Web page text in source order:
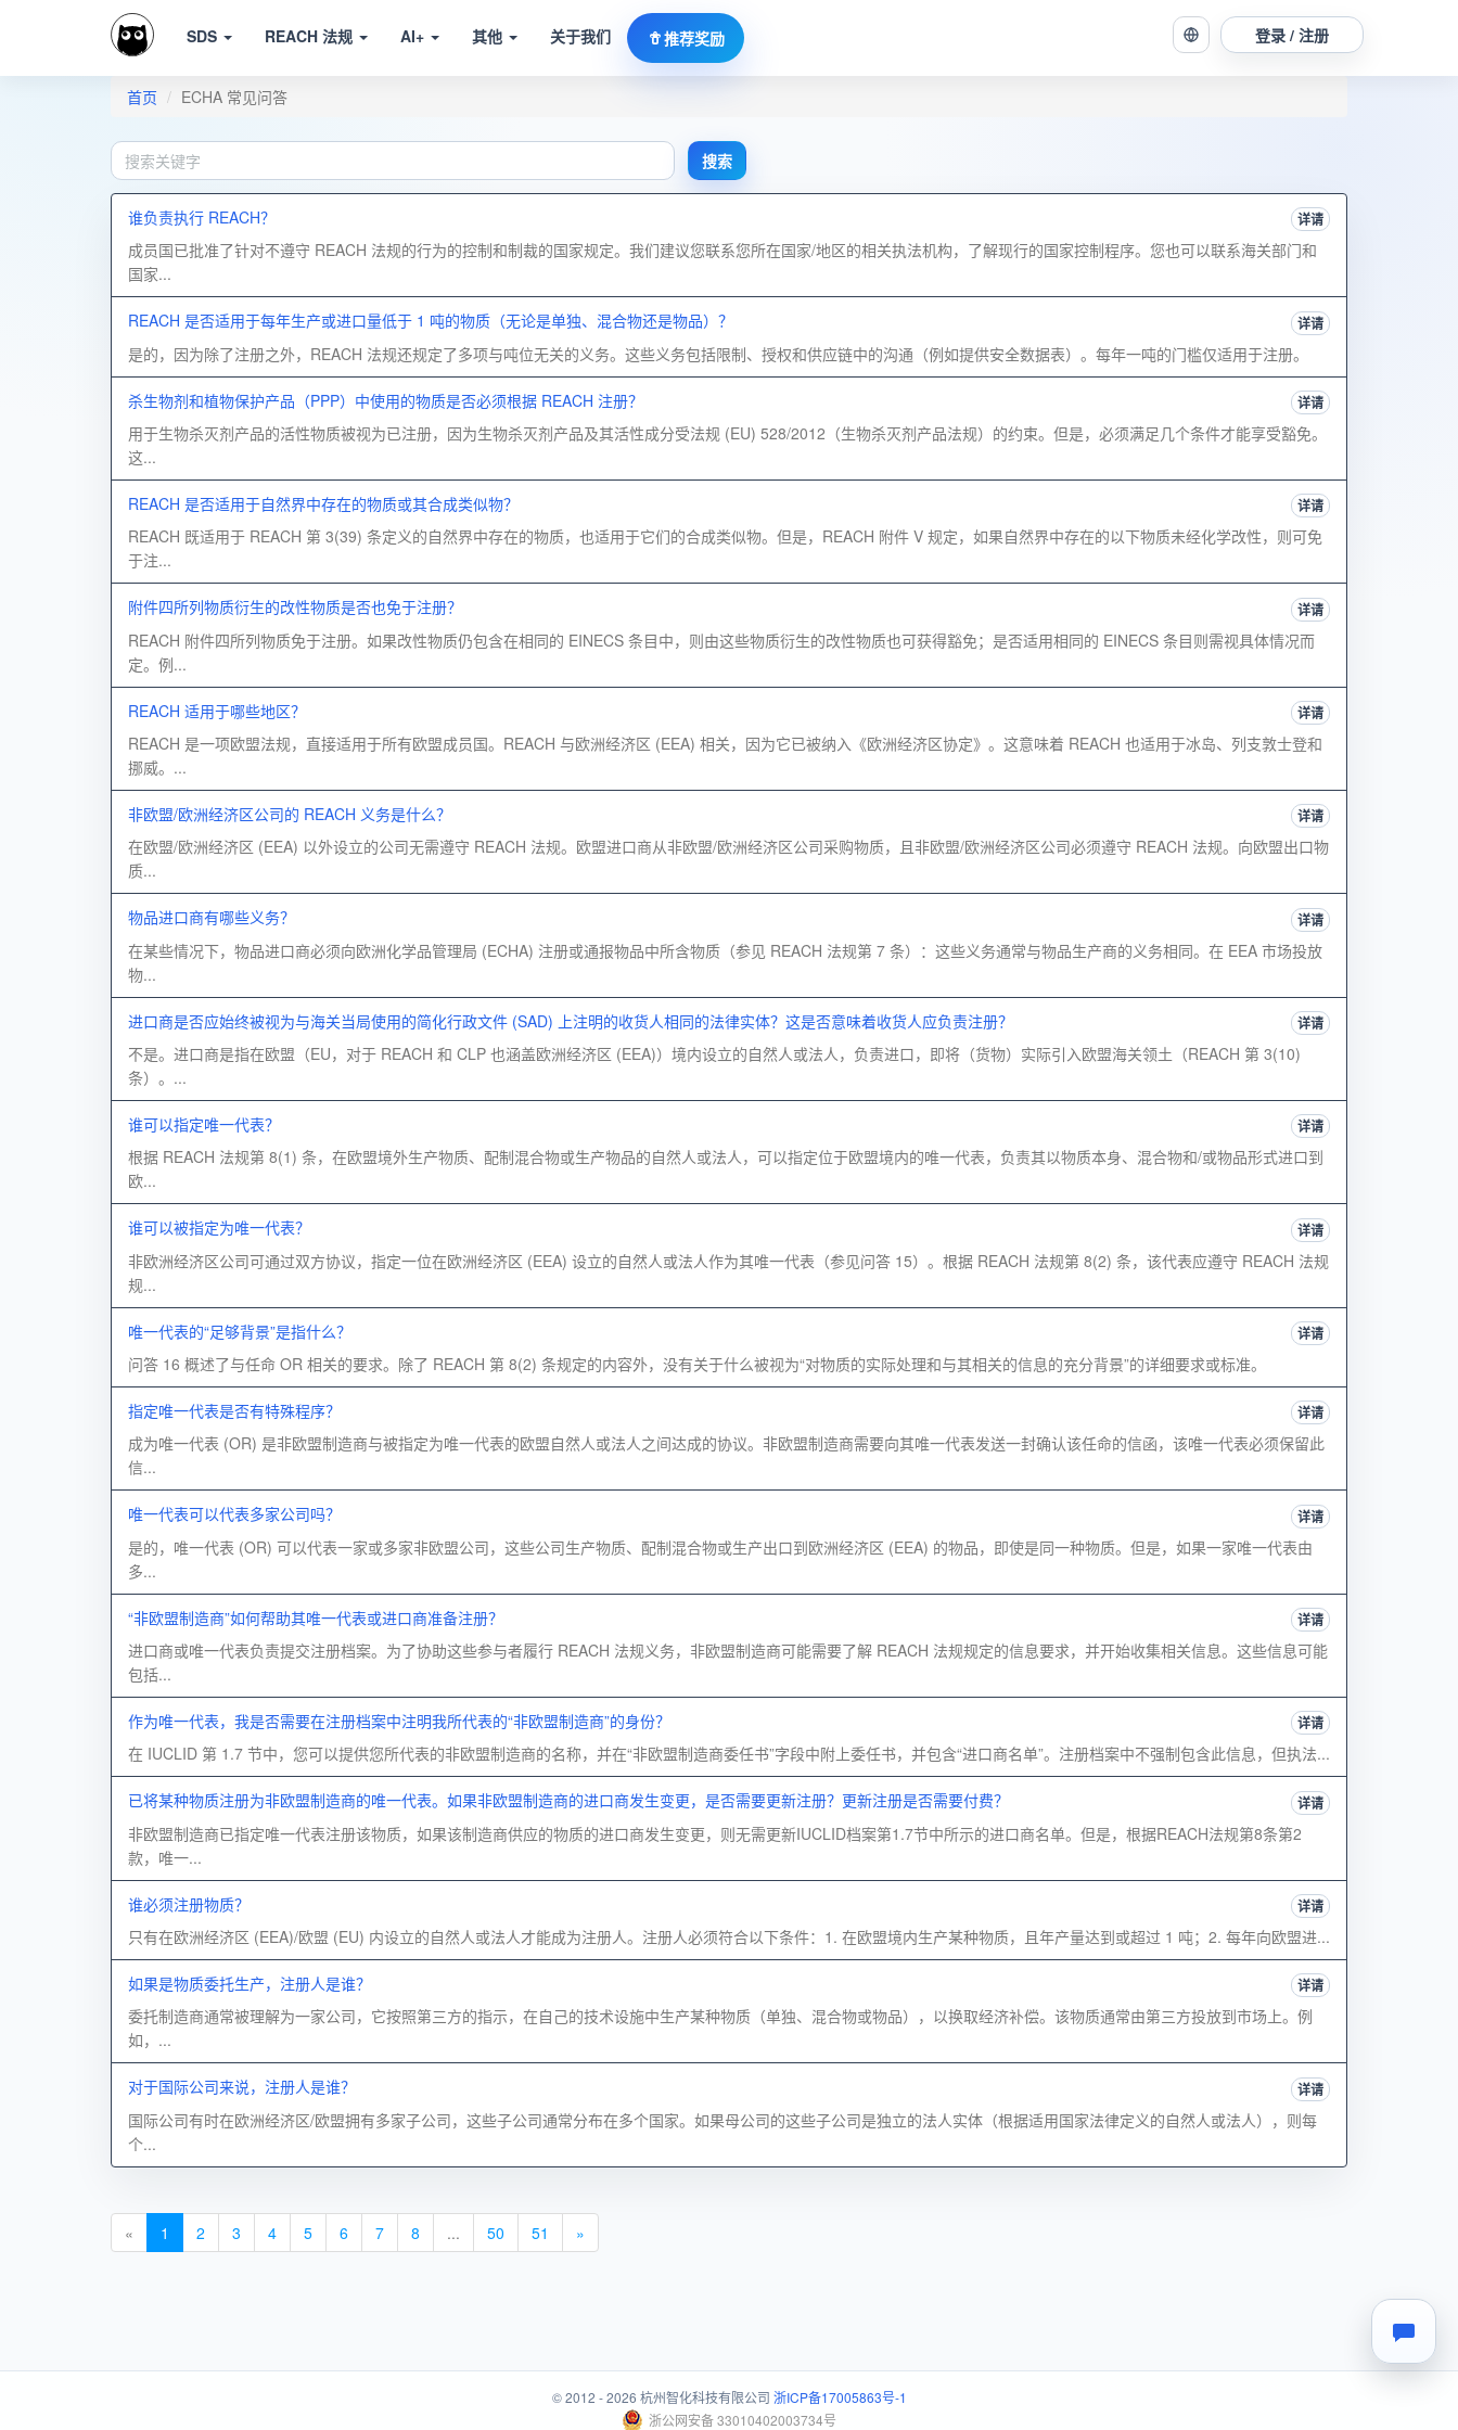
SDS REACH 法规 AI+ 其他 关于我们 推荐奖励 登录 / 注册
首页 ECHA 常见问答
搜索
谁负责执行 REACH？ 详请
成员国已批准了针对不遵守 REACH 法规的行为的控制和制裁的国家规定。我们建议您联系您所在国家/地区的相关执法机构，了解现行的国家控制程序。您也可以联系海关部门和
国家...
REACH 是否适用于每年生产或进口量低于 1 吨的物质（无论是单独、混合物还是物品）？ 详请
是的，因为除了注册之外，REACH 法规还规定了多项与吨位无关的义务。这些义务包括限制、授权和供应链中的沟通（例如提供安全数据表）。每年一吨的门槛仅适用于注册。
杀生物剂和植物保护产品（PPP）中使用的物质是否必须根据 REACH 注册？ 详请
用于生物杀灭剂产品的活性物质被视为已注册，因为生物杀灭剂产品及其活性成分受法规 (EU) 528/2012（生物杀灭剂产品法规）的约束。但是，必须满足几个条件才能享受豁免。
这...
REACH 是否适用于自然界中存在的物质或其合成类似物？ 详请
REACH 既适用于 REACH 第 3(39) 条定义的自然界中存在的物质，也适用于它们的合成类似物。但是，REACH 附件 V 规定，如果自然界中存在的以下物质未经化学改性，则可免
于注...
附件四所列物质衍生的改性物质是否也免于注册？ 详请
REACH 附件四所列物质免于注册。如果改性物质仍包含在相同的 EINECS 条目中，则由这些物质衍生的改性物质也可获得豁免；是否适用相同的 EINECS 条目则需视具体情况而
定。例...
REACH 适用于哪些地区？ 详请
REACH 是一项欧盟法规，直接适用于所有欧盟成员国。REACH 与欧洲经济区 (EEA) 相关，因为它已被纳入《欧洲经济区协定》。这意味着 REACH 也适用于冰岛、列支敦士登和
挪威。...
非欧盟/欧洲经济区公司的 REACH 义务是什么？ 详请
在欧盟/欧洲经济区 (EEA) 以外设立的公司无需遵守 REACH 法规。欧盟进口商从非欧盟/欧洲经济区公司采购物质，且非欧盟/欧洲经济区公司必须遵守 REACH 法规。向欧盟出口物
质...
物品进口商有哪些义务？ 详请
在某些情况下，物品进口商必须向欧洲化学品管理局 (ECHA) 注册或通报物品中所含物质（参见 REACH 法规第 7 条）：这些义务通常与物品生产商的义务相同。在 EEA 市场投放
物...
进口商是否应始终被视为与海关当局使用的简化行政文件 (SAD) 上注明的收货人相同的法律实体？这是否意味着收货人应负责注册？ 详请
不是。进口商是指在欧盟（EU，对于 REACH 和 CLP 也涵盖欧洲经济区 (EEA)）境内设立的自然人或法人，负责进口，即将（货物）实际引入欧盟海关领土（REACH 第 3(10)
条）。...
谁可以指定唯一代表？ 详请
根据 REACH 法规第 8(1) 条，在欧盟境外生产物质、配制混合物或生产物品的自然人或法人，可以指定位于欧盟境内的唯一代表，负责其以物质本身、混合物和/或物品形式进口到
欧...
谁可以被指定为唯一代表？ 详请
非欧洲经济区公司可通过双方协议，指定一位在欧洲经济区 (EEA) 设立的自然人或法人作为其唯一代表（参见问答 15）。根据 REACH 法规第 8(2) 条，该代表应遵守 REACH 法规
规...
唯一代表的“足够背景”是指什么？ 详请
问答 16 概述了与任命 OR 相关的要求。除了 REACH 第 8(2) 条规定的内容外，没有关于什么被视为“对物质的实际处理和与其相关的信息的充分背景”的详细要求或标准。
指定唯一代表是否有特殊程序？ 详请
成为唯一代表 (OR) 是非欧盟制造商与被指定为唯一代表的欧盟自然人或法人之间达成的协议。非欧盟制造商需要向其唯一代表发送一封确认该任命的信函，该唯一代表必须保留此
信...
唯一代表可以代表多家公司吗？ 详请
是的，唯一代表 (OR) 可以代表一家或多家非欧盟公司，这些公司生产物质、配制混合物或生产出口到欧洲经济区 (EEA) 的物品，即使是同一种物质。但是，如果一家唯一代表由
多...
“非欧盟制造商”如何帮助其唯一代表或进口商准备注册？ 详请
进口商或唯一代表负责提交注册档案。为了协助这些参与者履行 REACH 法规义务，非欧盟制造商可能需要了解 REACH 法规规定的信息要求，并开始收集相关信息。这些信息可能
包括...
作为唯一代表，我是否需要在注册档案中注明我所代表的“非欧盟制造商”的身份？ 详请
在 IUCLID 第 1.7 节中，您可以提供您所代表的非欧盟制造商的名称，并在“非欧盟制造商委任书”字段中附上委任书，并包含“进口商名单”。注册档案中不强制包含此信息，但执法...
已将某种物质注册为非欧盟制造商的唯一代表。如果非欧盟制造商的进口商发生变更，是否需要更新注册？更新注册是否需要付费？ 详请
非欧盟制造商已指定唯一代表注册该物质，如果该制造商供应的物质的进口商发生变更，则无需更新IUCLID档案第1.7节中所示的进口商名单。但是，根据REACH法规第8条第2
款，唯一...
谁必须注册物质？ 详请
只有在欧洲经济区 (EEA)/欧盟 (EU) 内设立的自然人或法人才能成为注册人。注册人必须符合以下条件：1. 在欧盟境内生产某种物质，且年产量达到或超过 1 吨；2. 每年向欧盟进...
如果是物质委托生产，注册人是谁？ 详请
委托制造商通常被理解为一家公司，它按照第三方的指示，在自己的技术设施中生产某种物质（单独、混合物或物品），以换取经济补偿。该物质通常由第三方投放到市场上。例
如，...
对于国际公司来说，注册人是谁？ 详请
国际公司有时在欧洲经济区/欧盟拥有多家子公司，这些子公司通常分布在多个国家。如果母公司的这些子公司是独立的法人实体（根据适用国家法律定义的自然人或法人），则每
个...
« 1 2 3 4 5 6 7 8 ... 50 51 »
© 2012 - 2026 杭州智化科技有限公司 浙ICP备17005863号-1
浙公网安备 33010402003734号